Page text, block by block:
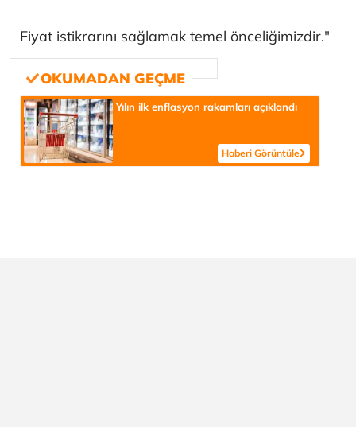
Fiyat istikrarını sağlamak temel önceliğimizdir."
Yılın ilk enflasyon rakamları açıklandı
Haberi Görüntüle